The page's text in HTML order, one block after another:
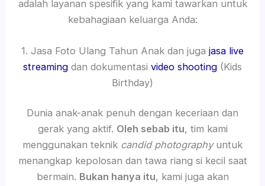
adalah layanan spesifik yang kami tawarkan untuk
kebahagiaan keluarga Anda:
1. Jasa Foto Ulang Tahun Anak dan juga jasa live
streaming dan dokumentasi video shooting (Kids
Birthday)
Dunia anak-anak penuh dengan keceriaan dan
gerak yang aktif. Oleh sebab itu, tim kami
menggunakan teknik candid photographyuntuk
menangkap kepolosan dan tawa riang si kecil saat
bermain. Bukan hanya itu, kami juga akan